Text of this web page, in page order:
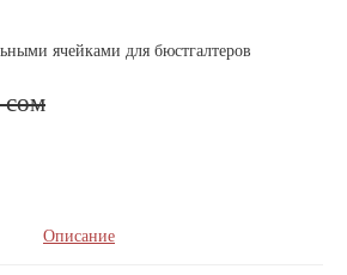
ячейками для бюстгалтеров
сом
Описание